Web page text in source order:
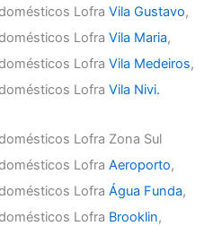
LofraVila Gustavo,
LofraVila Maria,
LofraVila Medeiros,
LofraVila Nivi.
Lofra Zona Sul
LofraAeroporto,
LofraÁgua Funda,
Lofra Brooklin,